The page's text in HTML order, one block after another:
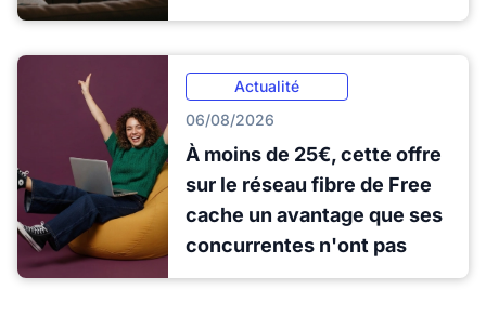
Actualité
06/08/2026
À moins de 25€, cette offre
sur le réseau fibre de Free
cache un avantage que ses
concurrentes n'ont pas